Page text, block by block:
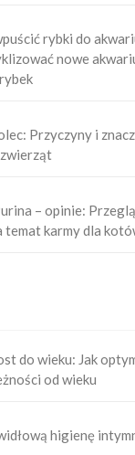
rybki do
nowe
Przyczyny i
– opinie:
karmy dla
do wieku: Jak
od wieku
higienę